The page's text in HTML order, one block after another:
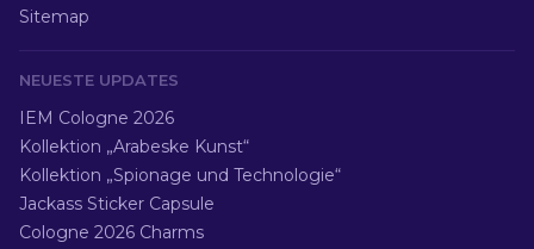
Sitemap
NEUESTE UPDATES
IEM Cologne 2026
Kollektion „Arabeske Kunst“
Kollektion „Spionage und Technologie“
Jackass Sticker Capsule
Cologne 2026 Charms